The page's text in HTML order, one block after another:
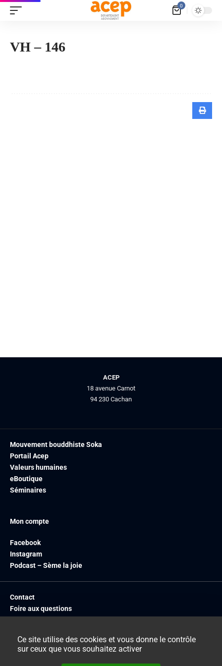
0
VH – 146
ACEP
18 avenue Carnot
94 230 Cachan
Mouvement bouddhiste Soka
Portail Acep
Valeurs humaines
eBoutique
Séminaires
Mon compte
Facebook
Instagram
Podcast – Sème la joie
Contact
Foire aux questions
CGV
Panneau de gestion des cookies
Ce site utilise des cookies et vous donne le contrôle
sur ceux que vous souhaitez activer